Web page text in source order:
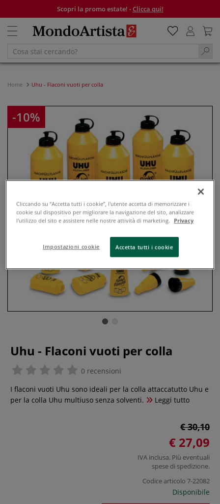
Scopri la promo estate! -Clicca qui!
Home Uhu - Flaconi vuoti per colla
-10%
Uhu - Flaconi vuoti per colla
0 recensioni
I flaconi vuoti Uhu sono ideali per la colla attaccatutto Uhu e
per la colla Uhu multiuso senza solventi.
Leggi tutto
€ 30,10
€ 27,09
IVA inclusa. Più eventuali
spese di spedizione.
Codice articolo 7-22082
Disponibile
Cliccando su “Accetta tutti i cookie”, l'utente accetta di memorizzare i
cookie sul dispositivo per migliorare la navigazione del sito, analizzare
l'utilizzo del sito e assistere nelle nostre attività di marketing.
Privacy
Impostazioni cookie Accetta tutti i cookie